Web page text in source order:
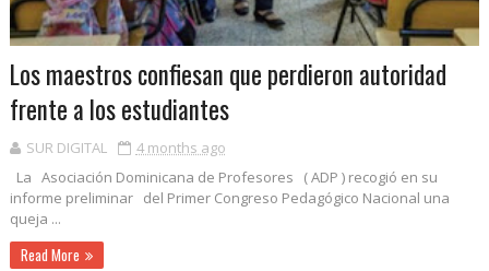
Los maestros confiesan que perdieron autoridad
frente a los estudiantes
SUR DIGITAL
4 months ago
La Asociación Dominicana de Profesores ( ADP ) recogió en su
informe preliminar del Primer Congreso Pedagógico Nacional una
queja ...
Read More